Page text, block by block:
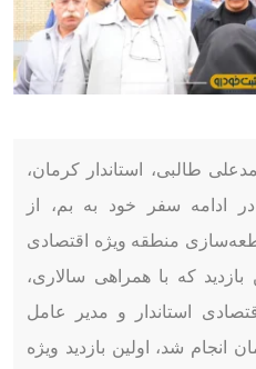
طالبی، استاندار کرمان،
ادامه سفر خود به بم، از
منطقه ویژه اقتصادی
بازدید که با همراهی سالاری،
استاندار و مدیر عامل
انجام شد، اولین بازدید ویژه